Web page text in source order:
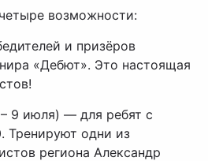
возможности:
и призёров
«Дебют». Это настоящая
9 июля) — для ребят с
Тренируют одни из
региона Александр